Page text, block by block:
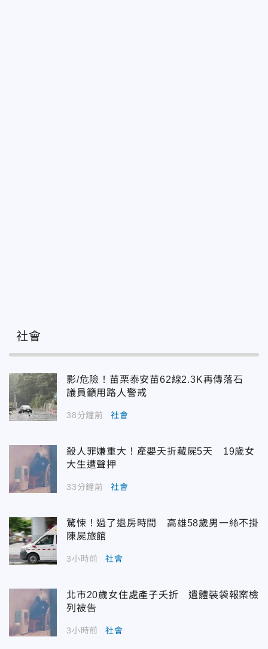
社會
影/危險！苗栗泰安苗62線2.3K再傳落石
議員籲用路人警戒
38分鐘前 社會
殺人罪嫌重大！產嬰夭折藏屍5天 19歲女
大生遭聲押
33分鐘前 社會
驚悚！過了退房時間 高雄58歲男一絲不掛
陳屍旅館
3小時前 社會
北市20歲女住處產子夭折 遺體裝袋報案檢
列被告
3小時前 社會